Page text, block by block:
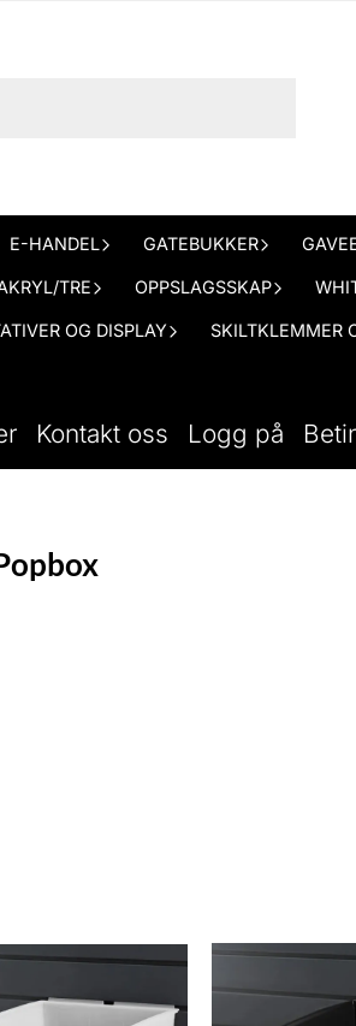
E-HANDEL GATEBUKKER
TRE OPPSLAGSSKAP
OG DISPLAY SKILTKLEMMER
Kontakt oss Logg på